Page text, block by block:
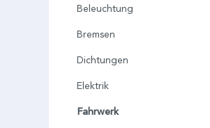
Beleuchtung
Bremsen
Dichtungen
Elektrik
Fahrwerk